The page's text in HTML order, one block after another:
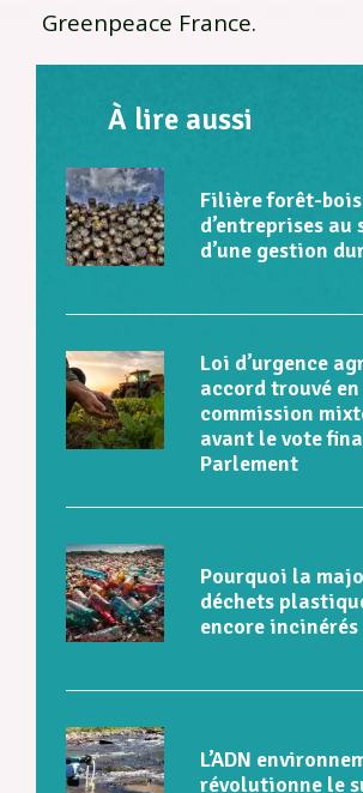
Greenpeace France.
À lire aussi
Filière forêt-
d’entreprises au
d’une gestion
Loi d’urgence
accord trouvé en
commission
avant le vote
Parlement
Pourquoi la
déchets
encore incinérés
L’ADN
révolutionne le